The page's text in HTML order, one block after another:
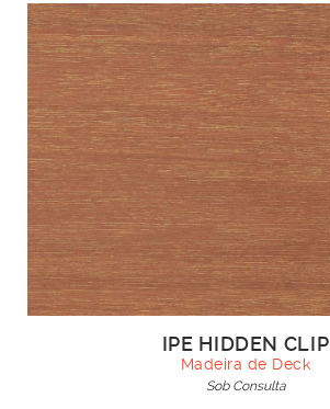
IPE HIDDEN CLIP
Madeira de Deck
Sob Consulta